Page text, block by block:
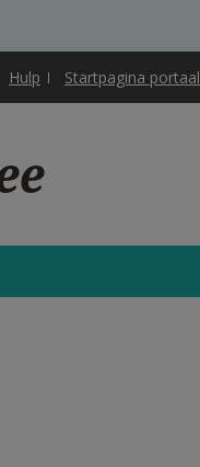
Hulp Startpagina portaal